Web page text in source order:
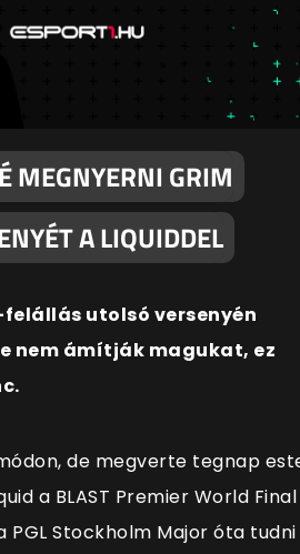
MEGNYERNI GRIM
A LIQUIDDEL
utolsó versenyén
nem ámítják magukat, ez
de megverte tegnap
a BLAST Premier World Final
PGL Stockholm Major óta tudni